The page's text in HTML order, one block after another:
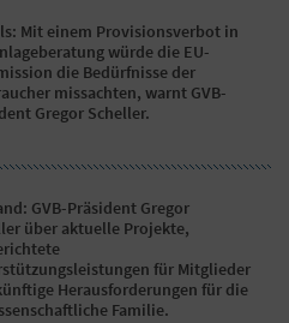
Mit einem Provisionsverbot in
würde die EU-
die Bedürfnisse der
missachten, warnt GVB-
Gregor Scheller.
GVB-Präsident Gregor
über aktuelle Projekte,
für Mitglieder
Herausforderungen für die
Familie.